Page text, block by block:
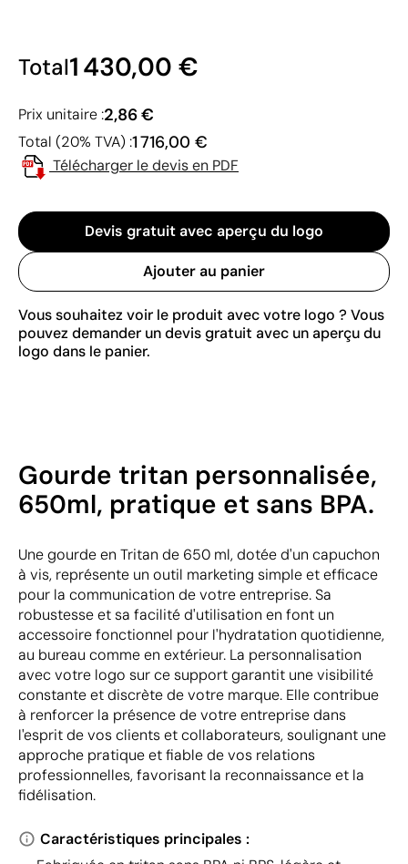
Total1 430,00 €
Prix unitaire :2,86 €
Total (20% TVA) :1 716,00 €
Télécharger le devis en PDF
Devis gratuit avec aperçu du logo
Ajouter au panier
Vous souhaitez voir le produit avec votre logo ? Vous
pouvez demander un devis gratuit avec un aperçu du
logo dans le panier.
Gourde tritan personnalisée,
650ml, pratique et sans BPA.
Une gourde en Tritan de 650 ml, dotée d'un capuchon
à vis, représente un outil marketing simple et efficace
pour la communication de votre entreprise. Sa
robustesse et sa facilité d'utilisation en font un
accessoire fonctionnel pour l'hydratation quotidienne,
au bureau comme en extérieur. La personnalisation
avec votre logo sur ce support garantit une visibilité
constante et discrète de votre marque. Elle contribue
à renforcer la présence de votre entreprise dans
l'esprit de vos clients et collaborateurs, soulignant une
approche pratique et fiable de vos relations
professionnelles, favorisant la reconnaissance et la
fidélisation.
Caractéristiques principales :